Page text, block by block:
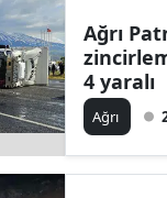
Ağrı
4 yaralı
Ağrı